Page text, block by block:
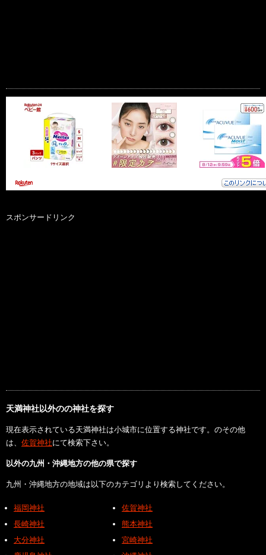
スポンサードリンク
天満神社以外のの神社を探す
現在表示されている天満神社は小城市に位置する神社です。のその他
は、 佐賀神社にて検索下さい。
以外の九州・沖縄地方の他の県で探す
九州・沖縄地方の地域は以下のカテゴリより検索してください。
福岡神社
佐賀神社
長崎神社
熊本神社
大分神社
宮崎神社